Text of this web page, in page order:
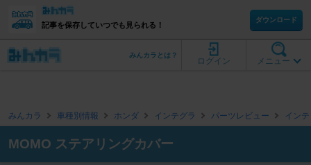
記事を保存していつでも見られる！
ダウンロード
メニュー
ログイン
みんカラとは？
みんカラ 車種別情報 ホンダ インテグラ パーツレビュー イン
MOMO ステアリングカバー